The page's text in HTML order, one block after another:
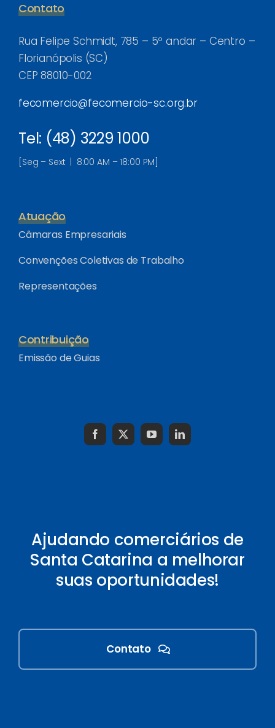
Contato
Rua Felipe Schmidt, 785 – 5º andar – Centro –
Florianópolis (SC)
CEP 88010-002
fecomercio@fecomercio-sc.org.br
Tel: (48) 3229 1000
[Seg – Sext | 8:00 AM – 18:00 PM]
Atuação
Câmaras Empresariais
Convenções Coletivas de Trabalho
Representações
Contribuição
Emissão de Guias
Ajudando comerciários de
Santa Catarina a melhorar
suas oportunidades!
Contato